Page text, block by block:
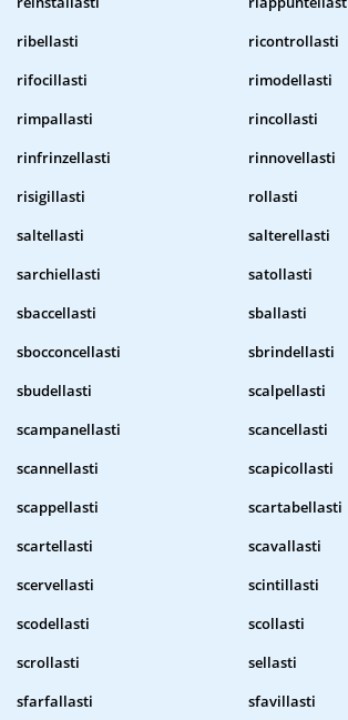
ribellasti
ricontrollasti
rifocillasti
rimodellasti
rimpallasti
rincollasti
rinfrinzellasti
rinnovellasti
risigillasti
rollasti
saltellasti
salterellasti
sarchiellasti
satollasti
sbaccellasti
sballasti
sbocconcellasti
sbrindellasti
sbudellasti
scalpellasti
scampanellasti
scancellasti
scannellasti
scapicollasti
scappellasti
scartabellasti
scartellasti
scavallasti
scervellasti
scintillasti
scodellasti
scollasti
scrollasti
sellasti
sfarfallasti
sfavillasti